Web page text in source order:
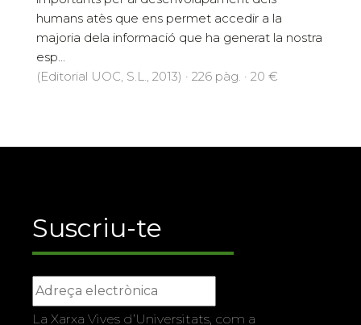
humans atès que ens permet accedir a la
majoria dela informació que ha generat la nostra
esp...
(Editorial UOC, S.L., 2013) · 226 pàg. · 20 €
Suscriu-te
La Xarxa Vives d’Universitats, com a